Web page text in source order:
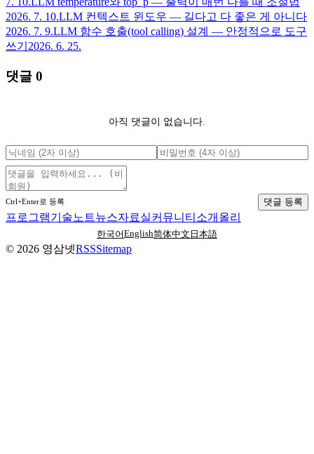
2026. 7. 10.LLM 컨텍스트 윈도우 — 길다고 다 좋은 게 아니다
2026. 7. 9.LLM 함수 호출(tool calling) 설계 — 안정적으로 도구
쓰기 2026. 6. 25.
댓글 0
아직 댓글이 없습니다.
Ctrl+Enter로 등록 댓글 등록
프로그램기술노트뉴스자료실커뮤니티 소개 올리
한국어English简体中文 日本語
© 2026 영삼넷RSSSitemap